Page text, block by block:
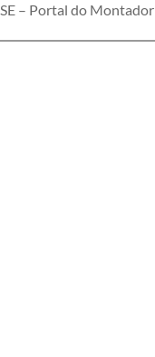
– Portal do Montador